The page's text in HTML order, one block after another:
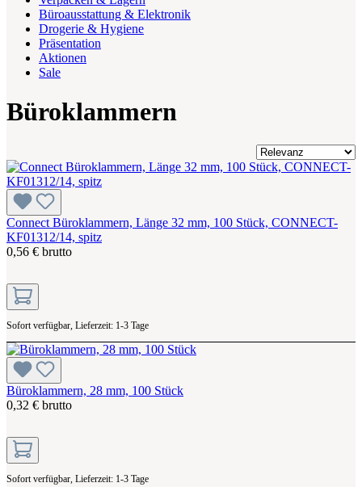
Büroausstattung & Elektronik
Drogerie & Hygiene
Präsentation
Aktionen
Sale
Büroklammern
Connect Büroklammern, Länge 32 mm, 100 Stück, CONNECT-
KF01312/14, spitz
0,56 € brutto
Sofort verfügbar, Lieferzeit: 1-3 Tage
Büroklammern, 28 mm, 100 Stück
0,32 € brutto
Sofort verfügbar, Lieferzeit: 1-3 Tage